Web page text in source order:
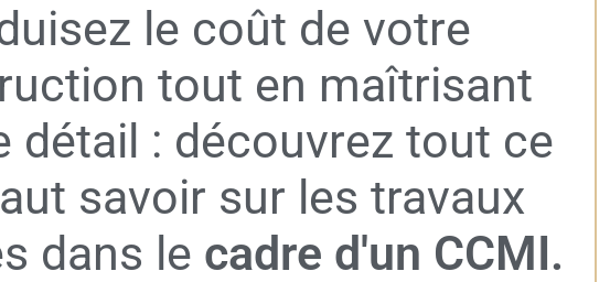
le coût de votre
tout en maîtrisant
détail : découvrez tout ce
savoir sur les travaux
dans le cadre d'un CCMI.